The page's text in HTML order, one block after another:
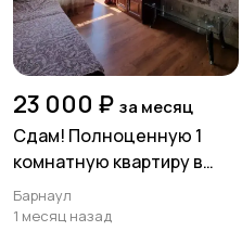
23 000 ₽ за месяц
Сдам! Полноценную 1
комнатную квартиру в
Центре Барнаула!
Барнаул
1 месяц назад